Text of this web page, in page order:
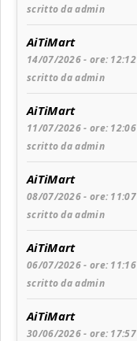
scritto da admin
AiTiMart
14/07/2026 - ore: 12:12
scritto da admin
AiTiMart
11/07/2026 - ore: 12:06
scritto da admin
AiTiMart
08/07/2026 - ore: 11:07
scritto da admin
AiTiMart
06/07/2026 - ore: 11:16
scritto da admin
AiTiMart
30/06/2026 - ore: 17:57